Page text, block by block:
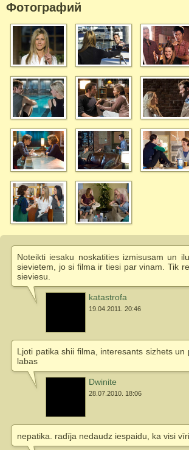
Фотографий
Noteikti iesaku noskatities izmisusam un
sievietem, jo si filma ir tiesi par vinam. Tik
sieviesu.
katastrofa
19.04.2011. 20:46
Ljoti patika shii filma, interesants sizhets un
labas
Dwinite
28.07.2010. 18:06
nepatika. radīja nedaudz iespaidu, ka visi